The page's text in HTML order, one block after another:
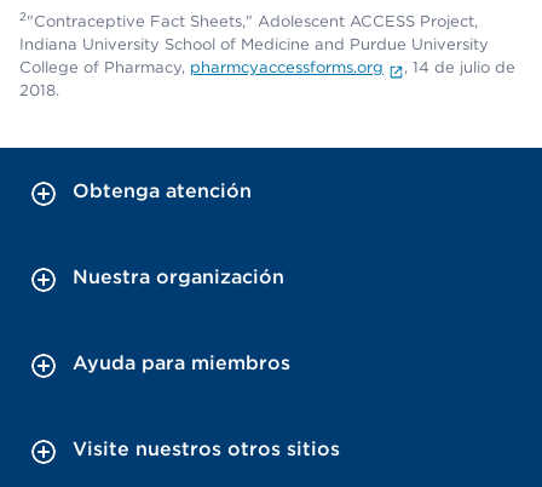
2"Contraceptive Fact Sheets," Adolescent ACCESS Project,
Indiana University School of Medicine and Purdue University
College of Pharmacy, pharmcyaccessforms.org
, 14 de julio de
2018.
Obtenga atención
Nuestra organización
Ayuda para miembros
Visite nuestros otros sitios